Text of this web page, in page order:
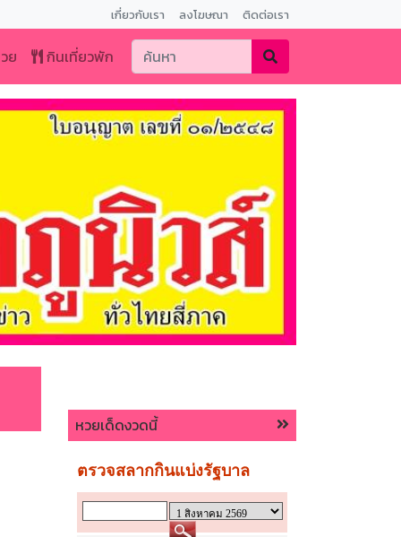
เกี่ยวกับเรา ลงโฆษณา ติดต่อเรา
ย กินเที่ยวพัก
หวยเด็ดงวดนี้